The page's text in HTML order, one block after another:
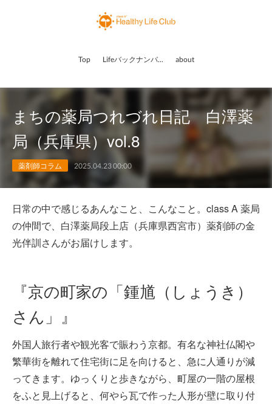
Top Lifeバックナンバー about
まちの薬局つれづれ日記 白澤薬
局（兵庫県）vol.8
薬剤師コラム 2025.04.23 00:00
日常の中で感じるあんなこと、こんなこと。class A 薬局
の仲間で、白澤薬局段上店（兵庫県西宮市）薬剤師の金
光伴訓さんがお届けします。
『京の町家の「鍾馗（しょうき）
さん」』
外国人旅行者や観光客で賑わう京都。有名な神社仏閣や
繁華街を離れて住宅街に足を向けると、急に人通りが減
ってきます。ゆっくりと歩きながら、町屋の一階の屋根
をふと見上げると、何やら瓦で作った人形が壁に取り付